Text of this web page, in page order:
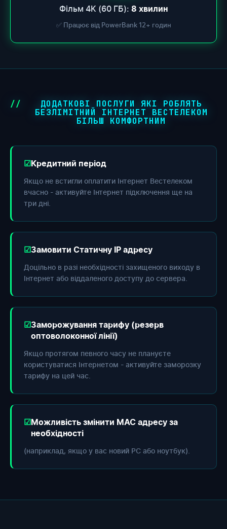
Фільм 4K (60 ГБ): 8 хвилин
✅ Працює від PowerBank 12+ годин
ДОДАТКОВІ ПОСЛУГИ ЯКІ РОБЛЯТЬ
БЕЗЛІМІТНИЙ ІНТЕРНЕТ ВЕСТЕЛЕКОМ
БІЛЬШ КОМФОРТНИМ
Кредитний період
Якщо не встигли оплатити Інтернет Вестелеком
вчасно - активуйте Інтернет підключення ще на
три дні.
Замовити Статичну IP адресу
Доцільно в разі необхідності захищеного виходу в
Інтернет або віддаленого доступу до сервера.
Заморожування тарифу (резерв
оптоволоконної лінії)
Якщо протягом певного часу не плануєте
користуватися Інтернетом - активуйте заморозку
тарифу на цей час.
Можливість змінити МАС адресу за
необхідності
(наприклад, якщо у вас новий РС або ноутбук).